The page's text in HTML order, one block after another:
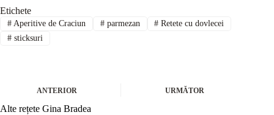
Etichete
#Aperitive de Craciun #parmezan # Retete cu dovlecei
#sticksuri
ANTERIOR URMĂTOR
Alte rețete Gina Bradea